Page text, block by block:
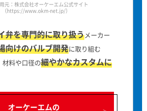
元：株式会社オーケーエム公式サイト
（https://www.okm-net.jp/）
弁を専門的に取り扱うメーカー
向けのバルブ開発に取り組む
材料や口径の細やかなカスタムに
オーケーエムの